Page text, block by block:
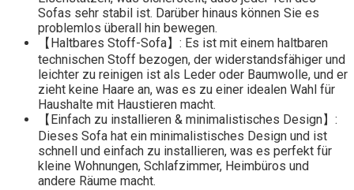
Sofas sehr stabil ist. Darüber hinaus können Sie es
problemlos überall hin bewegen.
【Haltbares Stoff-Sofa】: Es ist mit einem haltbaren
technischen Stoff bezogen, der widerstandsfähiger und
leichter zu reinigen ist als Leder oder Baumwolle, und er
zieht keine Haare an, was es zu einer idealen Wahl für
Haushalte mit Haustieren macht.
【Einfach zu installieren & minimalistisches Design】:
Dieses Sofa hat ein minimalistisches Design und ist
schnell und einfach zu installieren, was es perfekt für
kleine Wohnungen, Schlafzimmer, Heimbüros und
andere Räume macht.